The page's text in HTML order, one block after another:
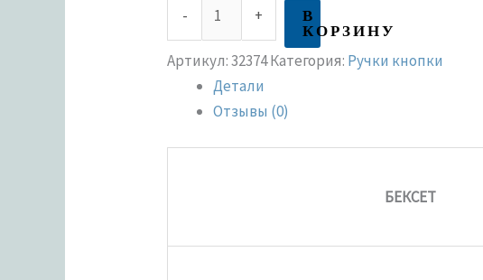
- + В
КОРЗИНУ
Артикул:32374Категория: Ручки кнопки
Детали
Отзывы (0)
БЕКСЕТ